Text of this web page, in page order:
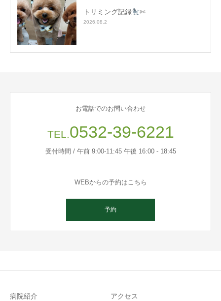
トリミング記録 ✄
2026.08.2
お電話でのお問い合わせ
TEL.0532-39-6221
受付時間 / 午前 9:00-11:45 午後 16:00 - 18:45
WEBからの予約はこちら
予約
病院紹介 アクセス